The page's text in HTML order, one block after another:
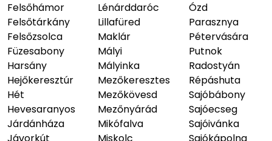
Felsőhámor
Felsőtárkány
Felsőzsolca
Füzesabony
Harsány
Hejőkeresztúr
Hét
Hevesaranyos
Járdánháza
Lénárddaróc
Lillafüred
Maklár
Mályi
Mályinka
Mezőkeresztes
Mezőkövesd
Mezőnyárád
Mikófalva
Ózd
Parasznya
Pétervására
Putnok
Radostyán
Répáshuta
Sajóbábony
Sajóecseg
Sajóivánka